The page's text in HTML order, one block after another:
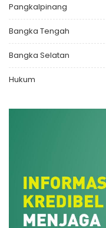
Pangkalpinang
Bangka Tengah
Bangka Selatan
Hukum